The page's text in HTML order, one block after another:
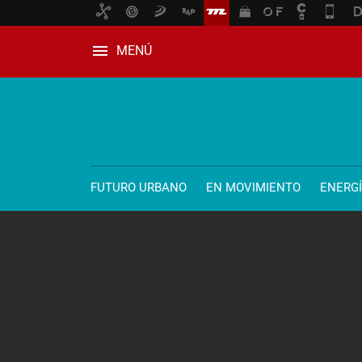
MENÚ
FUTURO URBANO EN MOVIMIENTO